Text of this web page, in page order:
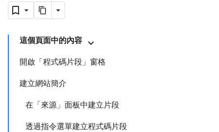
這個頁面中的內容
開啟「程式碼片段」窗格
建立網站簡介
在「來源」面板中建立片段
透過指令選單建立程式碼片段